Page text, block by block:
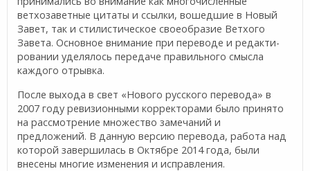
ветхозаветные цитаты и ссылки, вошедшие в Новый
Завет, так и стилистиче­ское своеобразие Ветхого
Завета. Основное внимание при переводе и редакти­
ровании уделялось передаче правильного смысла
каждого отрывка.
После выхода в свет «Нового русского перевода» в
2007 году ревизион­ными корректорами было принято
на рассмотрение множество замечаний и
предложений. В данную версию перевода, работа над
которой завершилась в Октябре 2014 года, были
внесены многие изменения и исправления.